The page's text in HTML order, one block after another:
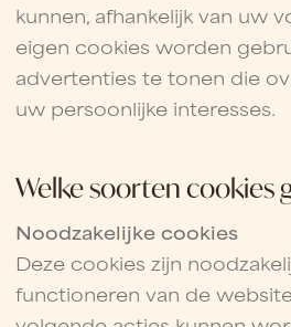
kunnen, afhankelijk van uw
eigen cookies worden
advertenties te tonen die
uw persoonlijke interesses.
Welke soorten cookies
Noodzakelijke cookies
Deze cookies zijn
functioneren van de